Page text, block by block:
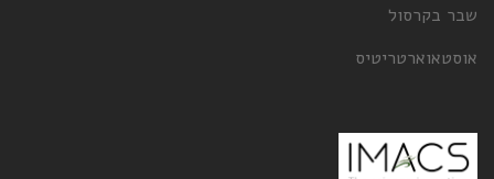
שבר בקרסול
אוסטאוארטריטיס